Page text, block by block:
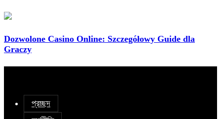
Dozwolone Casino Online: Szczegółowy Guide dla
Graczy
প্রচ্ছদ